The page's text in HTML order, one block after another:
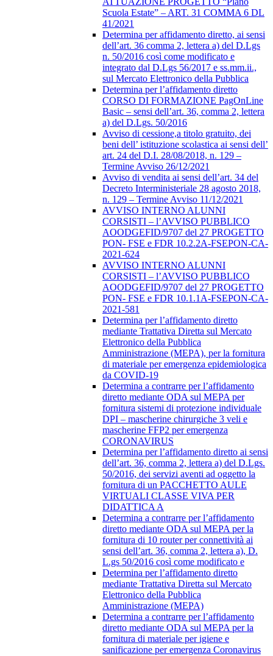
Scuola Estate” – ART. 31 COMMA 6 DL
41/2021
Determina per affidamento diretto, ai sensi
dell’art. 36 comma 2, lettera a) del D.Lgs
n. 50/2016 così come modificato e
integrato dal D.Lgs 56/2017 e ss.mm.ii.,
sul Mercato Elettronico della Pubblica
Determina per l’affidamento diretto
CORSO DI FORMAZIONE PagOnLine
Basic – sensi dell’art. 36, comma 2, lettera
a) del D.Lgs. 50/2016
Avviso di cessione,a titolo gratuito, dei
beni dell’ istituzione scolastica ai sensi dell’
art. 24 del D.I. 28/08/2018, n. 129 –
Termine Avviso 26/12/2021
Avviso di vendita ai sensi dell’art. 34 del
Decreto Interministeriale 28 agosto 2018,
n. 129 – Termine Avviso 11/12/2021
AVVISO INTERNO ALUNNI
CORSISTI – l’AVVISO PUBBLICO
AOODGEFID/9707 del 27 PROGETTO
PON- FSE e FDR 10.2.2A-FSEPON-CA-
2021-624
AVVISO INTERNO ALUNNI
CORSISTI – l’AVVISO PUBBLICO
AOODGEFID/9707 del 27 PROGETTO
PON- FSE e FDR 10.1.1A-FSEPON-CA-
2021-581
Determina per l’affidamento diretto
mediante Trattativa Diretta sul Mercato
Elettronico della Pubblica
Amministrazione (MEPA), per la fornitura
di materiale per emergenza epidemiologica
da COVID-19
Determina a contrarre per l’affidamento
diretto mediante ODA sul MEPA per
fornitura sistemi di protezione individuale
DPI – mascherine chirurgiche 3 veli e
mascherine FFP2 per emergenza
CORONAVIRUS
Determina per l’affidamento diretto ai sensi
dell’art. 36, comma 2, lettera a) del D.Lgs.
50/2016, dei servizi aventi ad oggetto la
fornitura di un PACCHETTO AULE
VIRTUALI CLASSE VIVA PER
DIDATTICA A
Determina a contrarre per l’affidamento
diretto mediante ODA sul MEPA per la
fornitura di 10 router per connettività ai
sensi dell’art. 36, comma 2, lettera a), D.
L.gs 50/2016 così come modificato e
Determina per l’affidamento diretto
mediante Trattativa Diretta sul Mercato
Elettronico della Pubblica
Amministrazione (MEPA)
Determina a contrarre per l’affidamento
diretto mediante ODA sul MEPA per la
fornitura di materiale per igiene e
sanificazione per emergenza Coronavirus